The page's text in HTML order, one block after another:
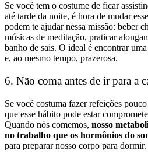
Se você tem o costume de ficar
até tarde da noite, é hora de mudar
podem te ajudar nessa missão: beber
músicas de meditação, praticar
banho de sais. O ideal é encontrar
e, ao mesmo tempo, prazerosa.
6. Não coma antes de ir para a
Se você costuma fazer refeições
que esse hábito pode estar
Quando nós comemos, nosso
no trabalho que os hormônios do
para preparar nosso corpo para dormir.